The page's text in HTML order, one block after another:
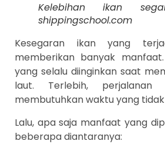
Kelebihan ikan
shippingschool.com
Kesegaran ikan yang
memberikan banyak
yang selalu diinginkan saat
laut. Terlebih, perjalanan
membutuhkan waktu yang
Lalu, apa saja manfaat yang
beberapa diantaranya: